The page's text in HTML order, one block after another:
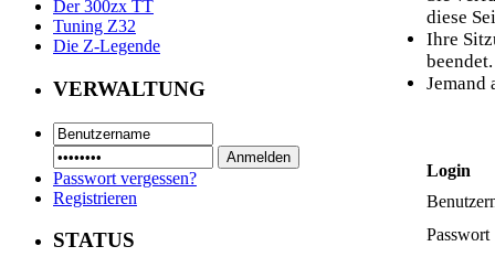
Der 300zx TT
Tuning Z32
Die Z-Legende
VERWALTUNG
Passwort vergessen?
Registrieren
STATUS
diese
Ihre
beendet.
Jemand
Login
Passwort